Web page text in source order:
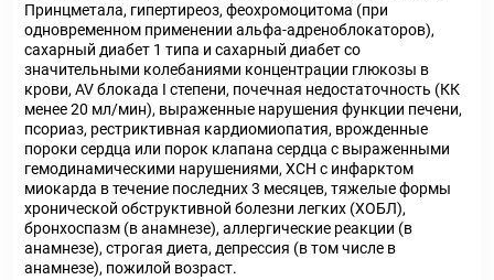
Принцметала, гипертиреоз, феохромоцитома (при
одновременном применении альфа-адреноблокаторов),
сахарный диабет 1 типа и сахарный диабет со
значительными колебаниями концентрации глюкозы в
крови, AV блокада I степени, почечная недостаточность (КК
менее 20 мл/мин), выраженные нарушения функции печени,
псориаз, рестриктивная кардиомиопатия, врожденные
пороки сердца или порок клапана сердца с выраженными
гемодинамическими нарушениями, ХСН с инфарктом
миокарда в течение последних 3 месяцев, тяжелые формы
хронической обструктивной болезни легких (ХОБЛ),
бронхоспазм (в анамнезе), аллергические реакции (в
анамнезе), строгая диета, депрессия (в том числе в
анамнезе), пожилой возраст.